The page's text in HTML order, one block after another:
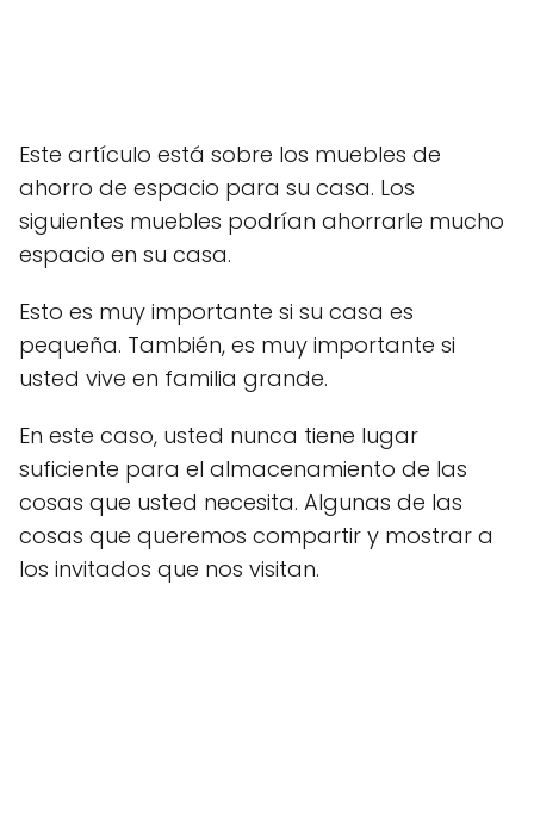
Este artículo está sobre los muebles de
ahorro de espacio para su casa. Los
siguientes muebles podrían ahorrarle mucho
espacio en su casa.
Esto es muy importante si su casa es
pequeña. También, es muy importante si
usted vive en familia grande.
En este caso, usted nunca tiene lugar
suficiente para el almacenamiento de las
cosas que usted necesita. Algunas de las
cosas que queremos compartir y mostrar a
los invitados que nos visitan.